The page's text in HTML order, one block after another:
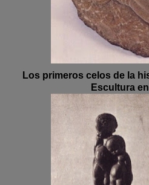
Los primeros celos de la
Escultura